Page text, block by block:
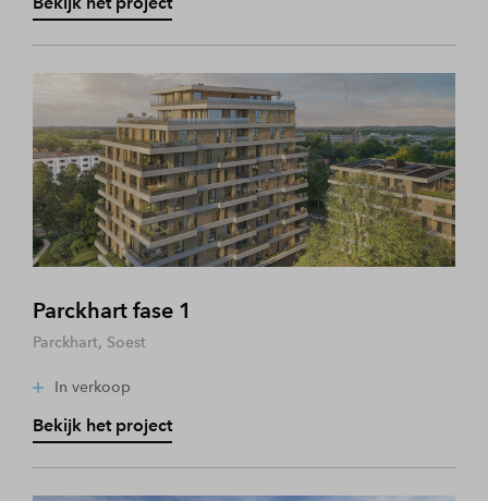
Parckhart fase 1
Parckhart, Soest
In verkoop
Bekijk het project